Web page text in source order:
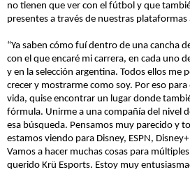
no tienen que ver con el fútbol y que
presentes a través de nuestras
“Ya saben cómo fuí dentro de una cancha
con el que encaré mi carrera, en cada uno
y en la selección argentina. Todos ellos me
crecer y mostrarme como soy. Por eso
vida, quise encontrar un lugar donde
fórmula. Unirme a una compañía del nivel
esa búsqueda. Pensamos muy parecido y
estamos viendo para Disney, ESPN,
Vamos a hacer muchas cosas para
querido Krü Esports. Estoy muy